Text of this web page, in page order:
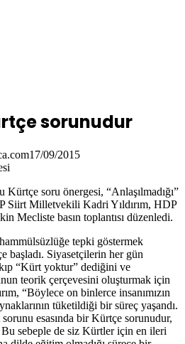
sorunudur
17/09/2015
Kürtçe soru önergesi, “Anlaşılmadığı”
Siirt Milletvekili Kadri Yıldırım, HDP
Mecliste basın toplantısı düzenledi.
tepki göstermek
başladı. Siyasetçilerin her gün
“Kürt yoktur” dediğini ve
teorik çerçevesini oluşturmak için
“Böylece on binlerce insanımızın
tüketildiği bir süreç yaşandı.
esasında bir Kürtçe sorunudur,
sebeple de siz Kürtler için en ileri